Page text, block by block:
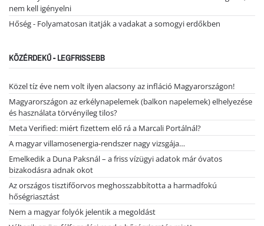
nem kell igényelni
Hőség - Folyamatosan itatják a vadakat a somogyi erdőkben
KÖZÉRDEKŰ - LEGFRISSEBB
Közel tíz éve nem volt ilyen alacsony az infláció Magyarországon!
Magyarországon az erkélynapelemek (balkon napelemek) elhelyezése
és használata törvényileg tilos?
Meta Verified: miért fizettem elő rá a Marcali Portálnál?
A magyar villamosenergia-rendszer nagy vizsgája…
Emelkedik a Duna Paksnál – a friss vízügyi adatok már óvatos
bizakodásra adnak okot
Az országos tisztifőorvos meghosszabbította a harmadfokú
hőségriasztást
Nem a magyar folyók jelentik a megoldást